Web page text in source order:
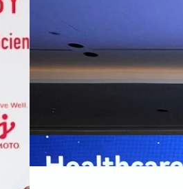
หัวเว่ยเดินหน้าปฏิวัติวงก
เกมเร่งเครื่อง AI เพื่อการแ
กรุงเทพฯ, 7 สิงหาคม 2569 — หัวเว่ย
Thailand Digital & AI Summit
พันธมิตรด้านเทคโนโลยีจากไทยและ
ปัญญาประดิษฐ์ (AI) พร้อมประกาศ
ประเทศอย่างเป็นทางการ นายปีเต
เว่ย เทคโนโลยี่ จำกัด ได้กล่าวถึงคว
สาธารณสุขไทย และบทบาทของเทค
ประชาชนได้อย่างทั่วถึงมากขึ้น ภาย
มาเปลี่ยนแปลงอุตสาหกรรมสาธาร
Read More